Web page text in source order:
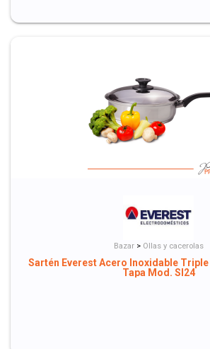
Bazar >Ollas y cacerolas
Sartén Everest Acero Inoxidable
Tapa Mod. SI24